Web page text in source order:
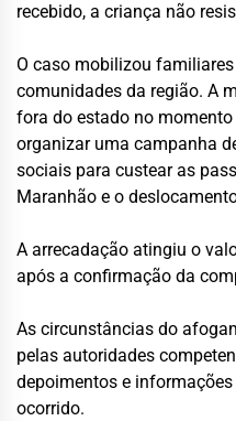
recebido, a criança não
O caso mobilizou
comunidades da região. A
fora do estado no
organizar uma campanha
sociais para custear as
Maranhão e o
A arrecadação atingiu o
após a confirmação da
As circunstâncias do
pelas autoridades
depoimentos e
ocorrido.